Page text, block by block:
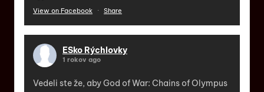
View on Facebook · Share
ESko Rýchlovky
1 rokov ago
Vedeli ste že, aby God of War: Chains of Olympus